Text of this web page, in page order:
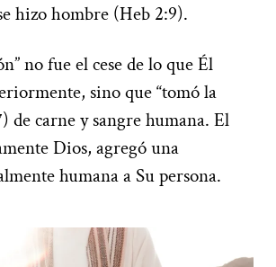
hizo hombre (Heb 2:9).
no fue el cese de lo que Él
sino que “tomó la
de carne y sangre humana. El
Dios, agregó una
humana a Su persona.